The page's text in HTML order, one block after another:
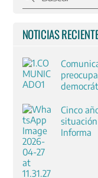
NOTICIAS
Cinco
Informa